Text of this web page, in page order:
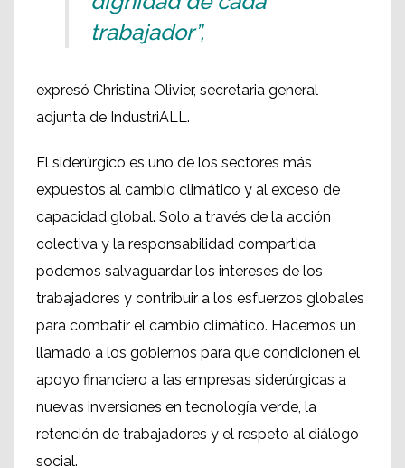
trabajador”,
expresó Christina Olivier, secretaria general
adjunta de IndustriALL.
El siderúrgico es uno de los sectores más
expuestos al cambio climático y al exceso de
capacidad global. Solo a través de la acción
colectiva y la responsabilidad compartida
podemos salvaguardar los intereses de los
trabajadores y contribuir a los esfuerzos globales
para combatir el cambio climático. Hacemos un
llamado a los gobiernos para que condicionen el
apoyo financiero a las empresas siderúrgicas a
nuevas inversiones en tecnología verde, la
retención de trabajadores y el respeto al diálogo
social.